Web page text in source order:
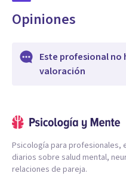
Opiniones
Este profesional no
valoración
Psicología para profesionales,
diarios sobre salud mental,
relaciones de pareja.